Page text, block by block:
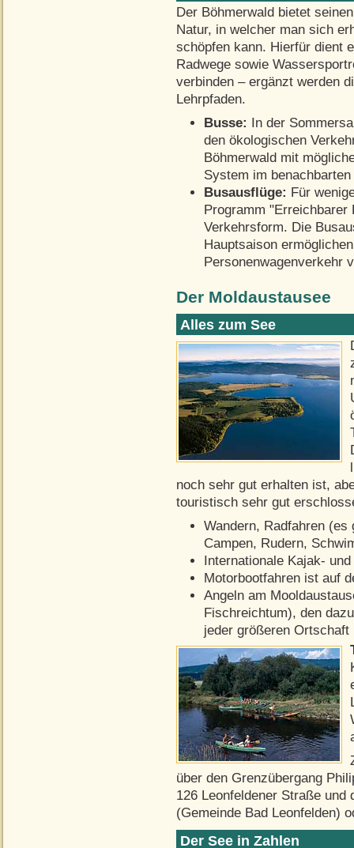
Der Böhmerwald bietet
Natur, in welcher man sich
schöpfen kann. Hierfür dient
Radwege sowie
verbinden – ergänzt werden
Lehrpfaden.
Busse: In der
den ökologischen
Böhmerwald mit
System im
Busausflüge: Für
Programm "Erreichbarer
Verkehrsform. Die
Hauptsaison
Personenwagenverkehr
Der Moldaustausee
Alles zum See
noch sehr gut erhalten ist,
touristisch sehr gut
Wandern, Radfahren (es
Campen, Rudern,
Internationale Kajak-
Motorbootfahren ist auf
Angeln am
Fischreichtum), den
jeder größeren Ortschaft
über den Grenzübergang
126 Leonfeldener Straße und
(Gemeinde Bad Leonfelden)
Der See in Zahlen